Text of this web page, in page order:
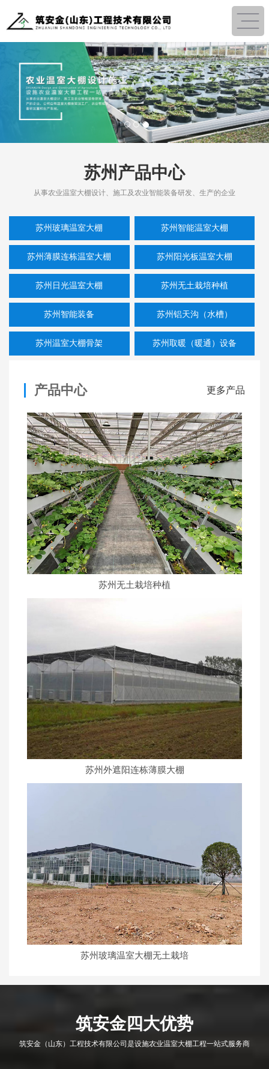
1 2 3
苏州产品中心
从事农业温室大棚设计、施工及农业智能装备研发、生产的企业
苏州玻璃温室大棚 苏州智能温室大棚
苏州薄膜连栋温室大棚 苏州阳光板温室大棚
苏州日光温室大棚 苏州无土栽培种植
苏州智能装备 苏州铝天沟（水槽）
苏州温室大棚骨架 苏州取暖（暖通）设备
产品中心 更多产品
苏州蔬菜日光大棚建设
苏州育苗连栋薄膜大棚
苏州智能玻璃大棚
筑安金四大优势
筑安金（山东）工程技术有限公司是设施农业温室大棚工程一站式服务商